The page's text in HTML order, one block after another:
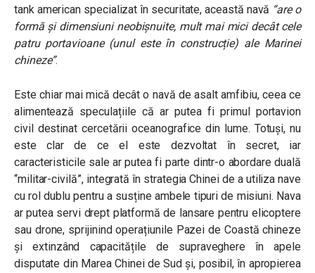
tank american specializat în securitate, această navă “are o
formă și dimensiuni neobișnuite, mult mai mici decât cele
patru portavioane (unul este în construcție) ale Marinei
chineze”.
Este chiar mai mică decât o navă de asalt amfibiu, ceea ce
alimentează speculațiile că ar putea fi primul portavion
civil destinat cercetării oceanografice din lume. Totuși, nu
este clar de ce el este dezvoltat în secret, iar
caracteristicile sale ar putea fi parte dintr-o abordare duală
“militar-civilă”, integrată în strategia Chinei de a utiliza nave
cu rol dublu pentru a susține ambele tipuri de misiuni. Nava
ar putea servi drept platformă de lansare pentru elicoptere
sau drone, sprijinind operațiunile Pazei de Coastă chineze
și extinzând capacitățile de supraveghere în apele
disputate din Marea Chinei de Sud și, posibil, în apropierea